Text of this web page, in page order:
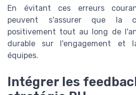
En évitant ces erreurs
peuvent s'assurer que la
positivement tout au long de
durable sur l'engagement et
équipes.
Intégrer les